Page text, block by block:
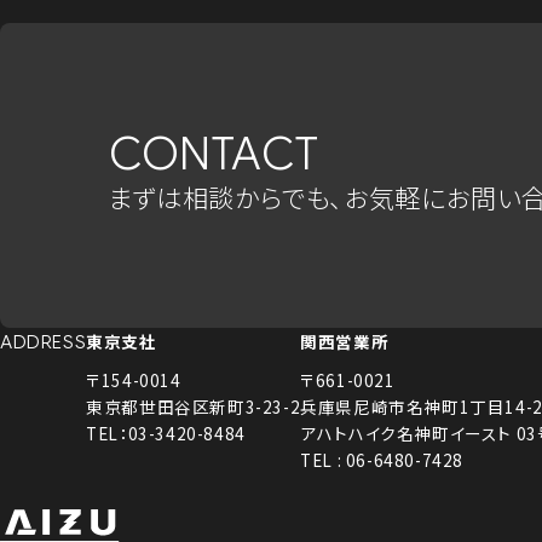
CONTACT
まずは相談からでも、お気軽にお問い
ADDRESS東京支社
〒154-0014
東京都世田谷区新町3-23-2
TEL：03-3420-8484
関西営業所
〒661-0021
兵庫県尼崎市名神町1丁目14-
アハトハイク名神町イースト 03
TEL : 06-6480-7428